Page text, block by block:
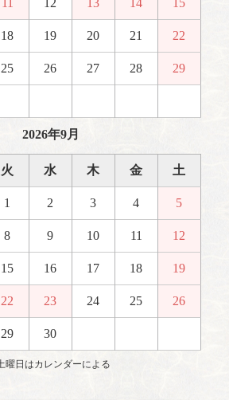
11 12 13 14 15
18 19 20 21 22
25 26 27 28 29
2026年9月
火 水 木 金 土
1 2 3 4 5
8 9 10 11 12
15 16 17 18 19
22 23 24 25 26
29 30
日はカレンダーによる